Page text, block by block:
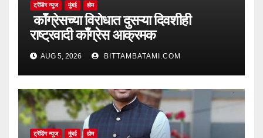
ट्रेंडिंग न्यूज मुंबई होम
काँग्रेसच्या विरोधात दुसऱ्या दिवशीही
राष्ट्रवादी काँग्रेस आक्रमक
AUG 5, 2026 BITTAMBATAMI.COM
ट्रेंडिंग न्यूज मुंबई होम